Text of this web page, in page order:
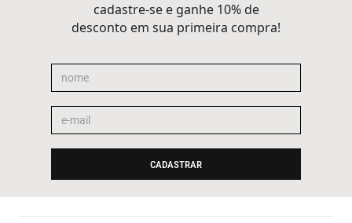
cadastre-se e ganhe 10% de
desconto em sua primeira compra!
CADASTRAR